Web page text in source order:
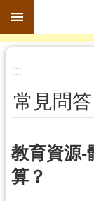
跳到主要內容區塊
進
搜
尋
訊
:::
常見問答
教育資源-
算？